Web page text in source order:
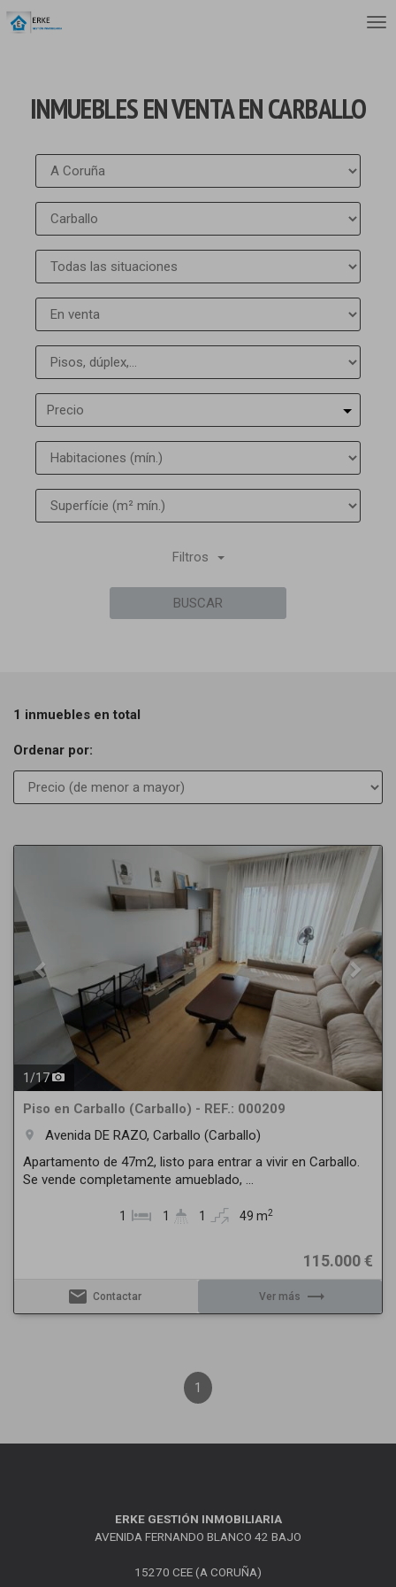
INMUEBLES EN VENTA EN CARBALLO
Precio
Filtros
BUSCAR
1 inmuebles en total
Ordenar por:
Next
1 /17
Piso en Carballo (Carballo) - REF.: 000209
room
Avenida DE RAZO, Carballo (Carballo)
Apartamento de 47m2, listo para entrar a vivir en Carballo.
Se vende completamente amueblado, ...
1 1 1 49 m2
115.000 €
email Contactar Ver más trending_flat
1
ERKE GESTIÓN INMOBILIARIA
AVENIDA FERNANDO BLANCO 42 BAJO
15270 CEE (A CORUÑA)